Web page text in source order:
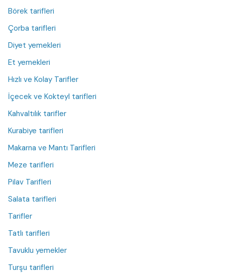
Börek tarifleri
Çorba tarifleri
Diyet yemekleri
Et yemekleri
Hızlı ve Kolay Tarifler
İçecek ve Kokteyl tarifleri
Kahvaltılık tarifler
Kurabiye tarifleri
Makarna ve Mantı Tarifleri
Meze tarifleri
Pilav Tarifleri
Salata tarifleri
Tarifler
Tatlı tarifleri
Tavuklu yemekler
Turşu tarifleri